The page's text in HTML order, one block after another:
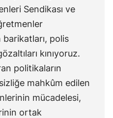
Sendikası ve
barikatları, polis
kınıyoruz.
politikaların
mahkûm edilen
mücadelesi,
ortak